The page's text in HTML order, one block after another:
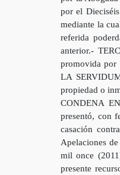
por el
mediante la
referida
anterior.-
promovida por
LA
propiedad o
CONDENA
presentó, con
casación
Apelaciones
mil once
presente